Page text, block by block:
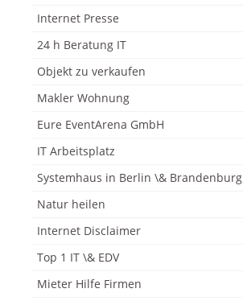
Internet Presse
24 h Beratung IT
Objekt zu verkaufen
Makler Wohnung
Eure EventArena GmbH
IT Arbeitsplatz
Systemhaus in Berlin \& Brandenburg
Natur heilen
Internet Disclaimer
Top 1 IT \& EDV
Mieter Hilfe Firmen